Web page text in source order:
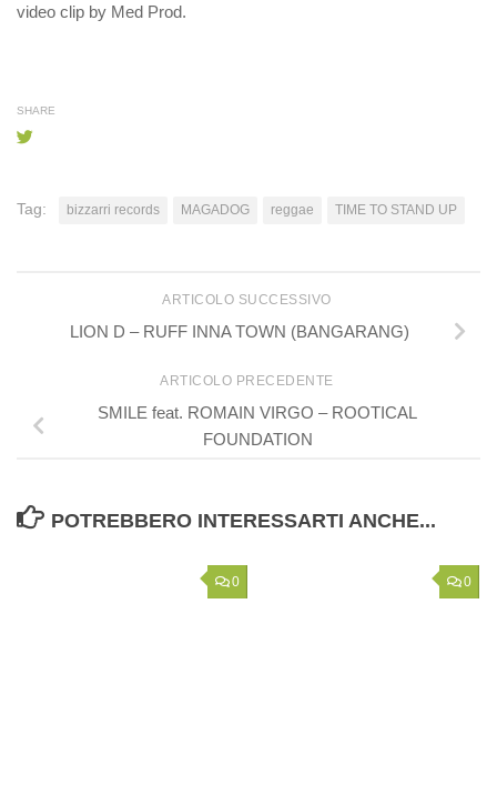
video clip by Med Prod.
SHARE
Tag: bizzarri records MAGADOG reggae TIME TO STAND UP
ARTICOLO SUCCESSIVO
LION D – RUFF INNA TOWN (BANGARANG)
ARTICOLO PRECEDENTE
SMILE feat. ROMAIN VIRGO – ROOTICAL
FOUNDATION
POTREBBERO INTERESSARTI ANCHE...
0 0